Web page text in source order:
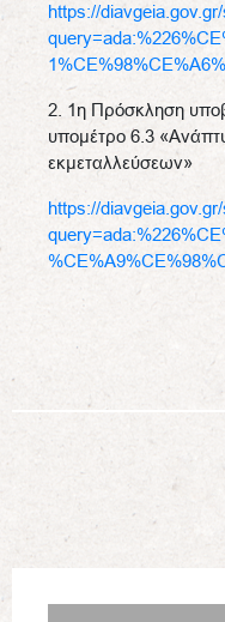
https://
2. 1η Πρόσκληση
υπομέτρο 6.3
εκμεταλλεύσεων»
https://